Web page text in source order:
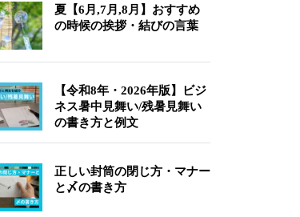
夏【6月,7月,8月】おすすめ
の時候の挨拶・結びの言葉
【令和8年・2026年版】ビジ
ネス暑中見舞い/残暑見舞い
の書き方と例文
正しい封筒の閉じ方・マナー
と〆の書き方